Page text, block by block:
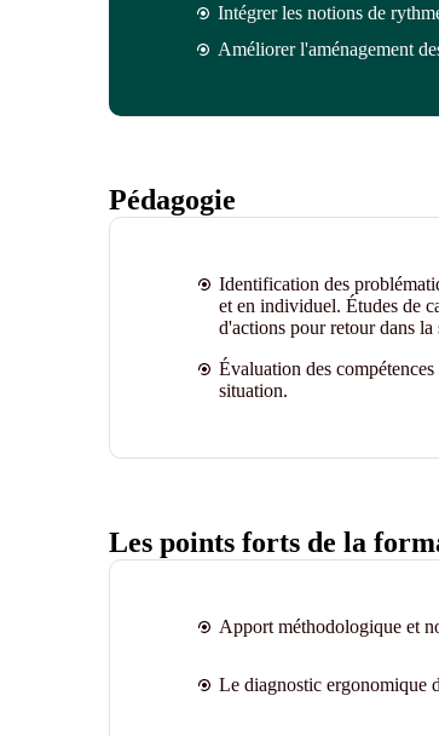
Intégrer les notions de
Améliorer l'aménagement
Pédagogie
Identification des
et en individuel. Études de
d'actions pour retour dans la
Évaluation des
situation.
Les points forts de la
Apport méthodologique et
Le diagnostic ergonomique